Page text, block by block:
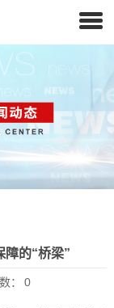
障的“桥梁”
： 0